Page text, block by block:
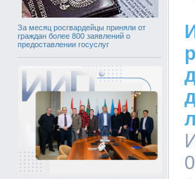
За месяц росгвардейцы приняли от
граждан более 800 заявлений о
предоставлении госуслуг